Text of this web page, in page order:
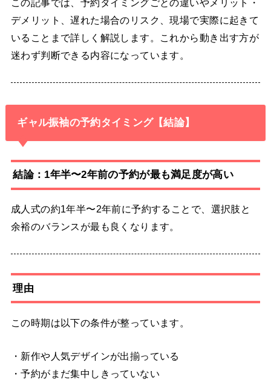
この記事では、予約タイミングごとの違いやメリット・
デメリット、遅れた場合のリスク、現場で実際に起きて
いることまで詳しく解説します。これから動き出す方が
迷わず判断できる内容になっています。
ギャル振袖の予約タイミング【結論】
結論：1年半〜2年前の予約が最も満足度が高い
成人式の約1年半〜2年前に予約することで、選択肢と
余裕のバランスが最も良くなります。
理由
この時期は以下の条件が整っています。
・新作や人気デザインが出揃っている
・予約がまだ集中しきっていない